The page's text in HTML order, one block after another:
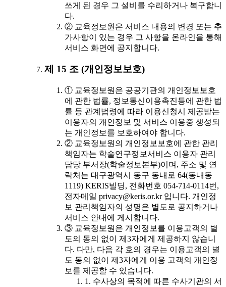
쓰게 된 경우 그 설비를 수리하거나 복구합니
다.
② 교육정보원은 서비스 내용의 변경 또는 추
가사항이 있는 경우 그 사항을 온라인을 통해
서비스 화면에 공지합니다.
제 15 조 (개인정보보호)
① 교육정보원은 공공기관의 개인정보보호
에 관한 법률, 정보통신이용촉진등에 관한 법
률 등 관계법령에 따라 이용신청시 제공받는
이용자의 개인정보 및 서비스 이용중 생성되
는 개인정보를 보호하여야 합니다.
② 교육정보원의 개인정보보호에 관한 관리
책임자는 학술연구정보서비스 이용자 관리
담당 부서장(학술정보본부)이며, 주소 및 연
락처는 대구광역시 동구 동내로 64(동내동
1119) KERIS빌딩, 전화번호 054-714-0114번,
전자메일 privacy@keris.or.kr 입니다. 개인정
보 관리책임자의 성명은 별도로 공지하거나
서비스 안내에 게시합니다.
③ 교육정보원은 개인정보를 이용고객의 별
도의 동의 없이 제3자에게 제공하지 않습니
다. 다만, 다음 각 호의 경우는 이용고객의 별
도 동의 없이 제3자에게 이용 고객의 개인정
보를 제공할 수 있습니다.
1. 수사상의 목적에 따른 수사기관의 서